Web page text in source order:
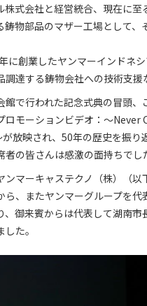
株式会社と経営統合、現在に至
鋳物部品のマザー工場として、
に創業したヤンマーインドネ
調達する鋳物会社への技術支援
館で行われた記念式典の冒頭、
ロモーションビデオ：～
放映され、50年の歴史を振り
者の皆さんは感激の面持ちでし
ンマーキャステクノ（株）（以
ら、またヤンマーグループを代
、御来賓からは代表して湖南
た。